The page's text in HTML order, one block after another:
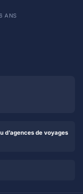
ANS
d’agences de voyages